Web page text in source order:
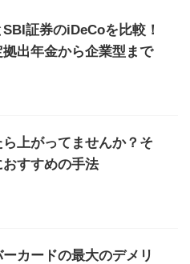
証券のiDeCoを比較！
出年金から企業型まで
上がってませんか？そ
おすすめの手法
カードの最大のデメリ